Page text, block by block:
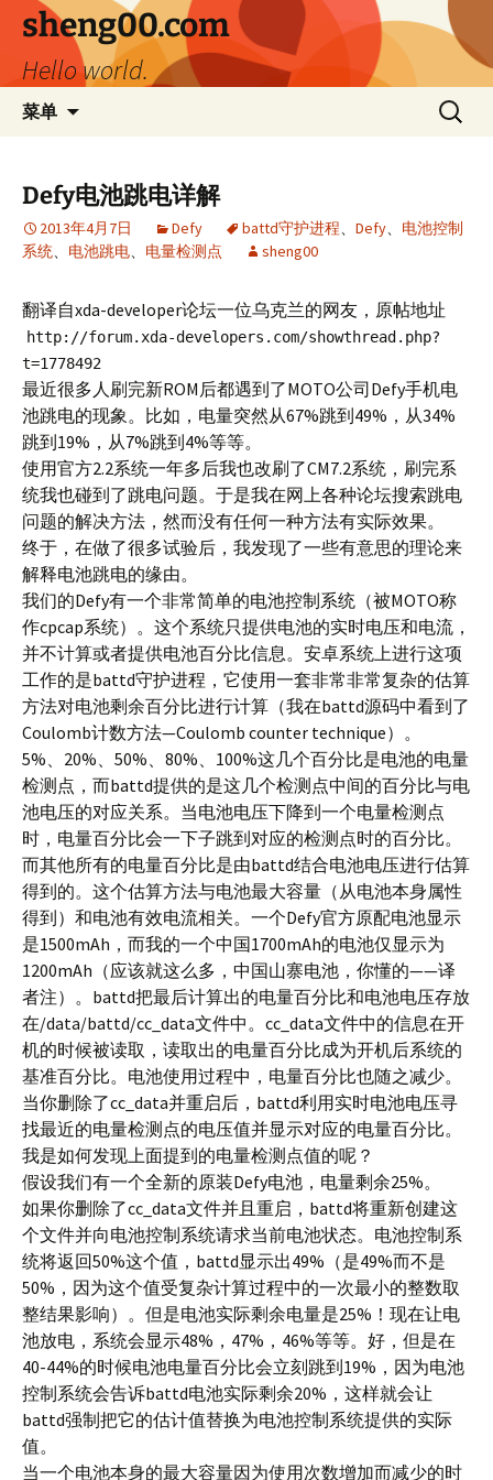
文
sheng00.com
Hello world.
菜单
搜
索：
Defy电池跳电详解
2013年4月7日 Defy battd守护进程、 Defy、 电池控制
系统、 电池跳电、 电量检测点 sheng00
翻译自xda-developer论坛一位乌克兰的网友，原帖地址
http://forum.xda-developers.com/showthread.php?
t=1778492
最近很多人刷完新ROM后都遇到了MOTO公司Defy手机电
池跳电的现象。比如，电量突然从67%跳到49%，从34%
跳到19%，从7%跳到4%等等。
使用官方2.2系统一年多后我也改刷了CM7.2系统，刷完系
统我也碰到了跳电问题。于是我在网上各种论坛搜索跳电
问题的解决方法，然而没有任何一种方法有实际效果。
终于，在做了很多试验后，我发现了一些有意思的理论来
解释电池跳电的缘由。
我们的Defy有一个非常简单的电池控制系统（被MOTO称
作cpcap系统）。这个系统只提供电池的实时电压和电流，
并不计算或者提供电池百分比信息。安卓系统上进行这项
工作的是battd守护进程，它使用一套非常非常复杂的估算
方法对电池剩余百分比进行计算（我在battd源码中看到了
Coulomb计数方法—Coulomb counter technique）。
5%、20%、50%、80%、100%这几个百分比是电池的电量
检测点，而battd提供的是这几个检测点中间的百分比与电
池电压的对应关系。当电池电压下降到一个电量检测点
时，电量百分比会一下子跳到对应的检测点时的百分比。
而其他所有的电量百分比是由battd结合电池电压进行估算
得到的。这个估算方法与电池最大容量（从电池本身属性
得到）和电池有效电流相关。一个Defy官方原配电池显示
是1500mAh，而我的一个中国1700mAh的电池仅显示为
1200mAh（应该就这么多，中国山寨电池，你懂的——译
者注）。battd把最后计算出的电量百分比和电池电压存放
在/data/battd/cc_data文件中。cc_data文件中的信息在开
机的时候被读取，读取出的电量百分比成为开机后系统的
基准百分比。电池使用过程中，电量百分比也随之减少。
当你删除了cc_data并重启后，battd利用实时电池电压寻
找最近的电量检测点的电压值并显示对应的电量百分比。
我是如何发现上面提到的电量检测点值的呢？
假设我们有一个全新的原装Defy电池，电量剩余25%。
如果你删除了cc_data文件并且重启，battd将重新创建这
个文件并向电池控制系统请求当前电池状态。电池控制系
统将返回50%这个值，battd显示出49%（是49%而不是
50%，因为这个值受复杂计算过程中的一次最小的整数取
整结果影响）。但是电池实际剩余电量是25%！现在让电
池放电，系统会显示48%，47%，46%等等。好，但是在
40-44%的时候电池电量百分比会立刻跳到19%，因为电池
控制系统会告诉battd电池实际剩余20%，这样就会让
battd强制把它的估计值替换为电池控制系统提供的实际
值。
当一个电池本身的最大容量因为使用次数增加而减少的时